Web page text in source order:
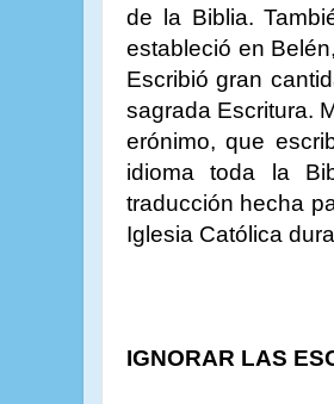
de la Biblia.
estableció en
Escribió gran
sagrada Escritura.
erónimo, que
idioma toda la
traducción hecha
Iglesia Católica
IGNORAR LAS